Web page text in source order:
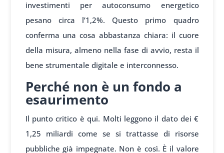
investimenti per autoconsumo energetico
pesano circa l’1,2%. Questo primo quadro
conferma una cosa abbastanza chiara: il cuore
della misura, almeno nella fase di avvio, resta il
bene strumentale digitale e interconnesso.
Perché non è un fondo a
esaurimento
Il punto critico è qui. Molti leggono il dato dei €
1,25 miliardi come se si trattasse di risorse
pubbliche già impegnate. Non è così. È il valore